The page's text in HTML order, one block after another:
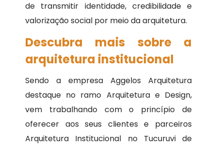
de transmitir identidade, credibilidade e
valorização social por meio da arquitetura.
Descubra mais sobre a
arquitetura institucional
Sendo a empresa Aggelos Arquitetura
destaque no ramo Arquitetura e Design,
vem trabalhando com o princípio de
oferecer aos seus clientes e parceiros
Arquitetura Institucional no Tucuruvi de